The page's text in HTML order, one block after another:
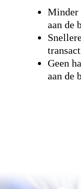
Minder
aan de
Geen
aan de